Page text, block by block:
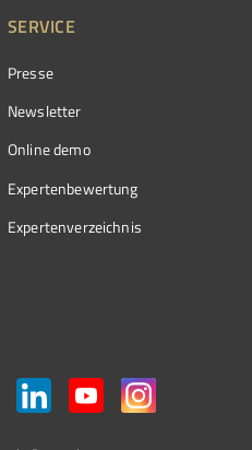
SERVICE
Presse
Newsletter
Online demo
Expertenbewertung
Expertenverzeichnis